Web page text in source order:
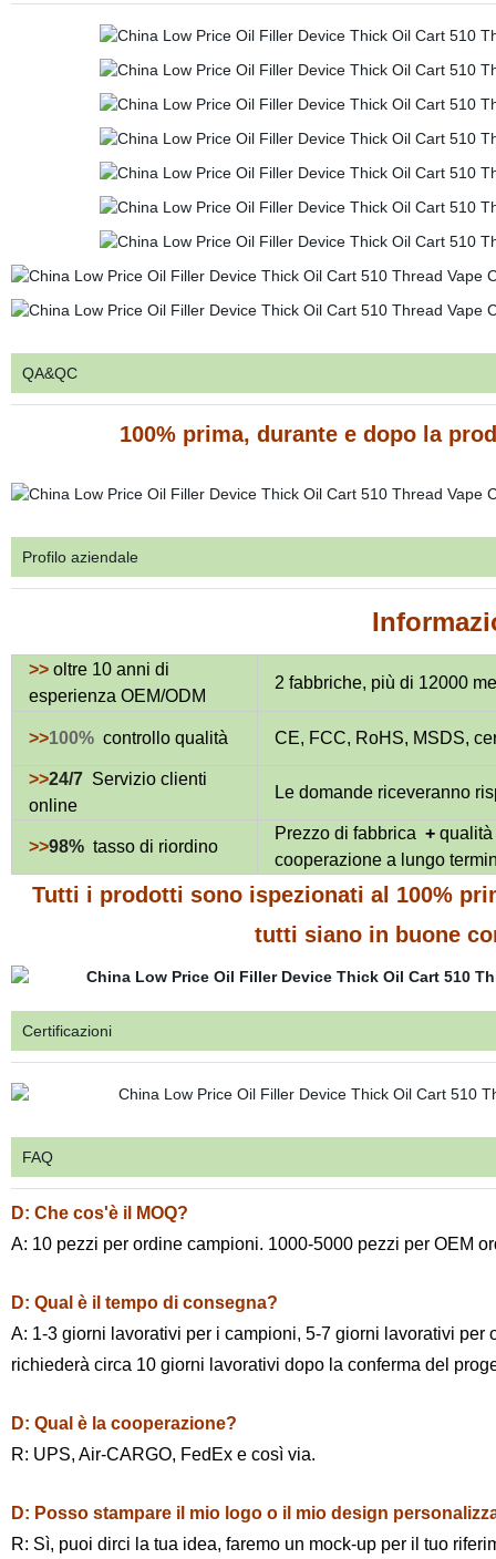
QA&QC
100% prima, durante e dopo la
Profilo aziendale
>> oltre 10 anni di
esperienza OEM/ODM
2 fabbriche, più di 12000
>>100% controllo qualità CE, FCC, RoHS, MSDS,
>>24/7 Servizio clienti
online
Le domande riceveranno
>>98% tasso di riordino
Prezzo di fabbrica +qualità
cooperazione a lungo
Tutti i prodotti sono ispezionati al 100%
tutti siano in buone
Certificazioni
FAQ
D: Che cos'è il MOQ?
A: 10 pezzi per ordine campioni. 1000-5000 pezzi per OEM
D: Qual è il tempo di consegna?
A: 1-3 giorni lavorativi per i campioni, 5-7 giorni lavorativi
richiederà circa 10 giorni lavorativi dopo la conferma del
D: Qual è la cooperazione?
R: UPS, Air-CARGO, FedEx e così via.
D: Posso stampare il mio logo o il mio design
R: Sì, puoi dirci la tua idea, faremo un mock-up per il tuo